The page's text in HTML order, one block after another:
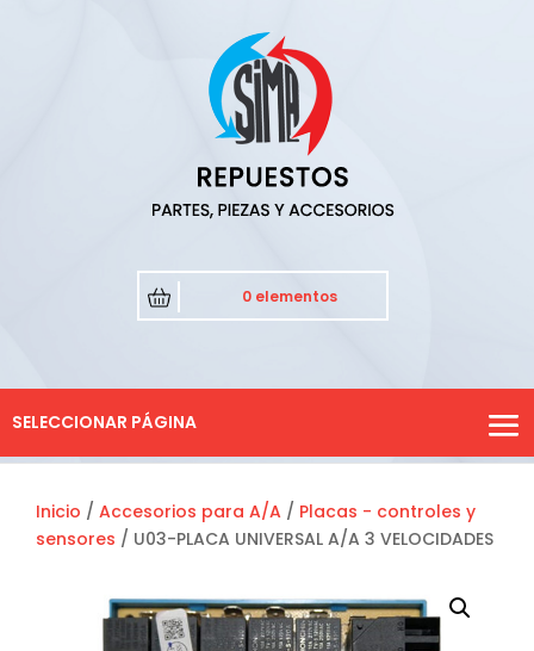
0 elementos
SELECCIONAR PÁGINA
Inicio / Accesorios para A/A / Placas - controles y
sensores / U03-PLACA UNIVERSAL A/A 3 VELOCIDADES